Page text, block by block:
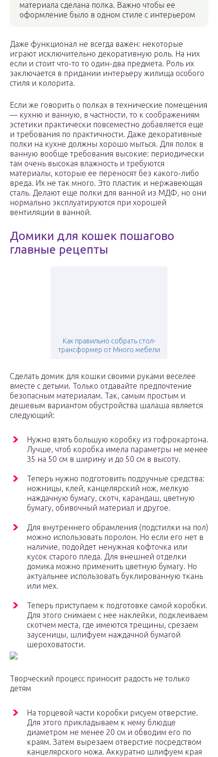
материала сделана полка. Важно чтобы ее
оформление было в одном стиле с интерьером
Даже функционал не всегда важен: некоторые
играют исключительно декоративную роль. На них
если и стоит что-то то один-два предмета. Роль их
заключается в придании интерьеру жилища особого
стиля и колорита.
Если же говорить о полках в технические помещения
— кухню и ванную, в частности, то к соображениям
эстетики практически повсеместно добавляется еще
и требования по практичности. Даже декоративные
полки на кухне должны хорошо мыться. Для полок в
ванную вообще требования высокие: периодически
там очень высокая влажность и требуются
материалы, которые ее переносят без какого-либо
вреда. Их не так много. Это пластик и нержавеющая
сталь. Делают еще полки для ванной из МДФ, но они
нормально эксплуатируются при хорошей
вентиляции в ванной.
Домики для кошек пошагово
главные рецепты
Как правильно собрать стол-
трансформер от Много мебели
Сделать домик для кошки своими руками веселее
вместе с детьми. Только отдавайте предпочтение
безопасным материалам. Так, самым простым и
дешевым вариантом обустройства шалаша является
следующий:
Нужно взять большую коробку из гофрокартона.
Лучше, чтоб коробка имела параметры не менее
35 на 50 см в ширину и до 50 см в высоту.
Теперь нужно подготовить подручные средства:
ножницы, клей, канцелярский нож, мелкую
наждачную бумагу, скотч, карандаш, цветную
бумагу, обивочный материал и другое.
Для внутреннего обрамления (подстилки на пол)
можно использовать поролон. Но если его нет в
наличие, подойдет ненужная кофточка или
кусок старого пледа. Для внешней отделки
домика можно применить цветную бумагу. Но
актуальнее использовать буклированную ткань
или мех.
Теперь приступаем к подготовке самой коробки.
Для этого снимаем с нее наклейки, подклеиваем
скотчем места, где имеются трещины, срезаем
заусеницы, шлифуем наждачной бумагой
шероховатости.
Творческий процесс приносит радость не только
детям
На торцевой части коробки рисуем отверстие.
Для этого прикладываем к нему блюдце
диаметром не менее 20 см и обводим его по
краям. Затем вырезаем отверстие посредством
канцелярского ножа. Аккуратно шлифуем края